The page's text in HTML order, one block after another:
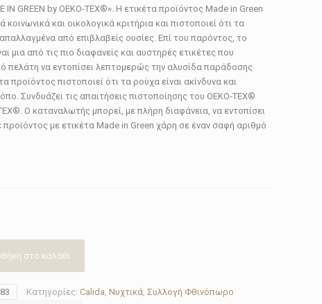
IN GREEN by OEKO-TEX®». Η ετικέτα προϊόντος Made in Green
και οικολογικά κριτήρια και πιστοποιεί ότι τα
από επιβλαβείς ουσίες. Επί του παρόντος, το
μια από τις πιο διαφανείς και αυστηρές ετικέτες που
πελάτη να εντοπίσει λεπτομερώς την αλυσίδα παράδοσης
προϊόντος πιστοποιεί ότι τα ρούχα είναι ακίνδυνα και
Συνδυάζει τις απαιτήσεις πιστοποίησης του OEKO-TEX®
Ο καταναλωτής μπορεί, με πλήρη διαφάνεια, να εντοπίσει
με ετικέτα Made in Green χάρη σε έναν σαφή αριθμό
στο καλάθι
Κατηγορίες: Calida, Νυχτικά, Συλλογή Φθινόπωρο